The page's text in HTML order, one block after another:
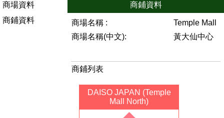
商場資料
商鋪資料
商鋪資料
商場名稱 :
Temple Mall
商場名稱(中文):
黃大仙中心
商鋪列表
DAISO JAPAN (Temple
Mall North)